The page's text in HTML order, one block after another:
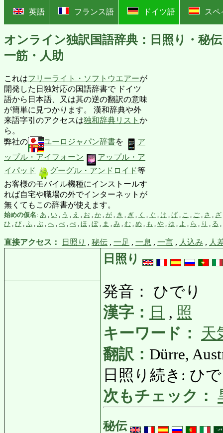
英語 フランス語 ドイツ語 スペ
オンライン独訳国語辞典：日照り・秘
一筋・人助
これはフリーライト・ソフトウエアーが
開発した日独対応の国語辞書で ドイツ
語から日本語、又は其の逆の翻訳の意味
が簡単に見つかります。 漢和辞典や外
来語字引のアクセスは独和辞典リスト か
ら。
弊社の
ユーロジャパン辞書を
ア
ップル・アイフォーン
アップル・ア
イパッド
グーグル・アンドロイド等
お客様のモバイル機種にインストールす
れば自宅や職場の外でインターネットが
無くてもこの辞書が使えます。
始めの仮名: あ い う え お か が き ぎ く ぐ け げ こ ご さ ざ
ひ
び ふ ぶ へ べ ぺ ほ ぼ, ま み む め も や ゆ よ ら り る
直接アクセス： 日照り , 秘伝 , 一足 , 一息 , 一言 , 人込み , 人
日照り
発音： ひでり
漢字： 日 , 照
キーワード：
天
翻訳： Dürre,
日照り続き: ひ
次もチェック：
秘伝